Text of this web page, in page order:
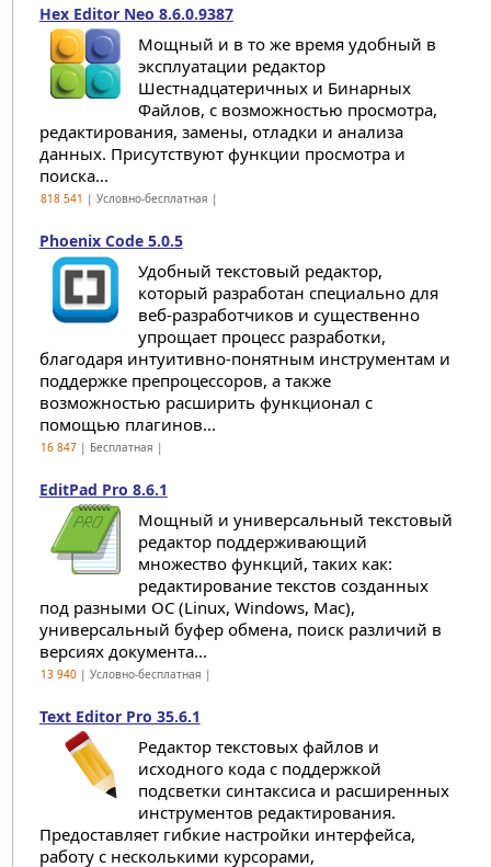
Hex Editor Neo 8.6.0.9387
Мощный и в то же время удобный в
эксплуатации редактор
Шестнадцатеричных и Бинарных
Файлов, с возможностью просмотра,
редактирования, замены, отладки и анализа
данных. Присутствуют функции просмотра и
поиска...
818 541 | Условно-бесплатная |
Phoenix Code 5.0.5
Удобный текстовый редактор,
который разработан специально для
веб-разработчиков и существенно
упрощает процесс разработки,
благодаря интуитивно-понятным инструментам и
поддержке препроцессоров, а также
возможностью расширить функционал с
помощью плагинов...
16 847| Бесплатная |
EditPad Pro 8.6.1
Мощный и универсальный текстовый
редактор поддерживающий
множество функций, таких как:
редактирование текстов созданных
под разными ОС (Linux, Windows, Mac),
универсальный буфер обмена, поиск различий в
версиях документа...
13 940| Условно-бесплатная |
Text Editor Pro 35.6.1
Редактор текстовых файлов и
исходного кода с поддержкой
подсветки синтаксиса и расширенных
инструментов редактирования.
Предоставляет гибкие настройки интерфейса,
работу с несколькими курсорами,